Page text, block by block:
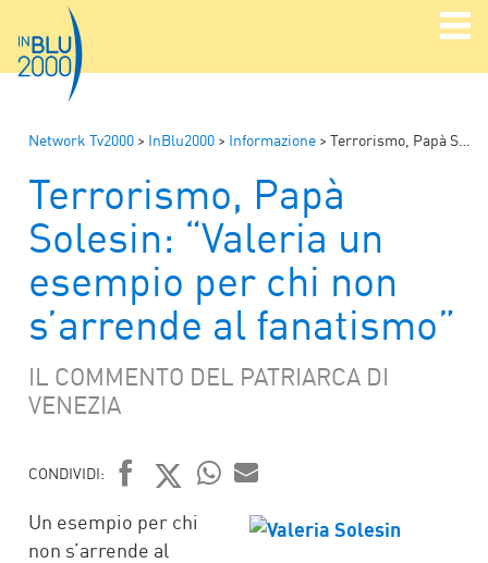
Network Tv2000 > InBlu2000 > Informazione > Terrorismo, Papà Solesin: “Valeria un esempio per chi non s’arrende al fanatismo”
Terrorismo, Papà
Solesin: “Valeria un
esempio per chi non
s’arrende al fanatismo”
IL COMMENTO DEL PATRIARCA DI
VENEZIA
CONDIVIDI:
FACEBOOK
TWITTER
WHATSAPP
MAIL
Un esempio per chi
non s’arrende al